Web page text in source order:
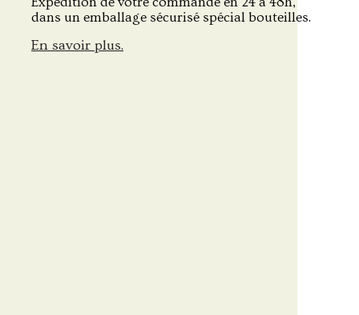
dans un emballage sécurisé spécial bouteilles.
En savoir plus.